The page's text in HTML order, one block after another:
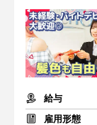
給与
雇用形態